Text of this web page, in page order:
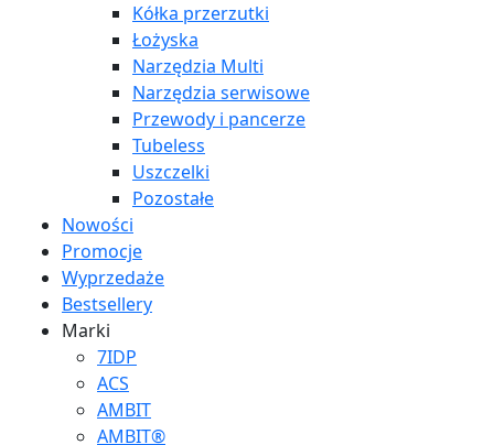
Kółka przerzutki
Łożyska
Narzędzia Multi
Narzędzia serwisowe
Przewody i pancerze
Tubeless
Uszczelki
Pozostałe
Nowości
Promocje
Wyprzedaże
Bestsellery
Marki
7IDP
ACS
AMBIT
AMBIT®